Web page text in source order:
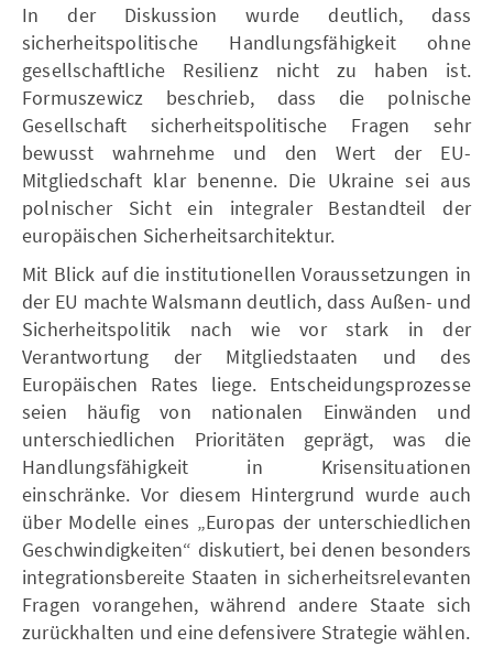
In der Diskussion wurde deutlich, dass
sicherheitspolitische Handlungsfähigkeit ohne
gesellschaftliche Resilienz nicht zu haben ist.
Formuszewicz beschrieb, dass die polnische
Gesellschaft sicherheitspolitische Fragen sehr
bewusst wahrnehme und den Wert der EU-
Mitgliedschaft klar benenne. Die Ukraine sei aus
polnischer Sicht ein integraler Bestandteil der
europäischen Sicherheitsarchitektur.
Mit Blick auf die institutionellen Voraussetzungen in
der EU machte Walsmann deutlich, dass Außen- und
Sicherheitspolitik nach wie vor stark in der
Verantwortung der Mitgliedstaaten und des
Europäischen Rates liege. Entscheidungsprozesse
seien häufig von nationalen Einwänden und
unterschiedlichen Prioritäten geprägt, was die
Handlungsfähigkeit in Krisensituationen
einschränke. Vor diesem Hintergrund wurde auch
über Modelle eines „Europas der unterschiedlichen
Geschwindigkeiten“ diskutiert, bei denen besonders
integrationsbereite Staaten in sicherheitsrelevanten
Fragen vorangehen, während andere Staate sich
zurückhalten und eine defensivere Strategie wählen.